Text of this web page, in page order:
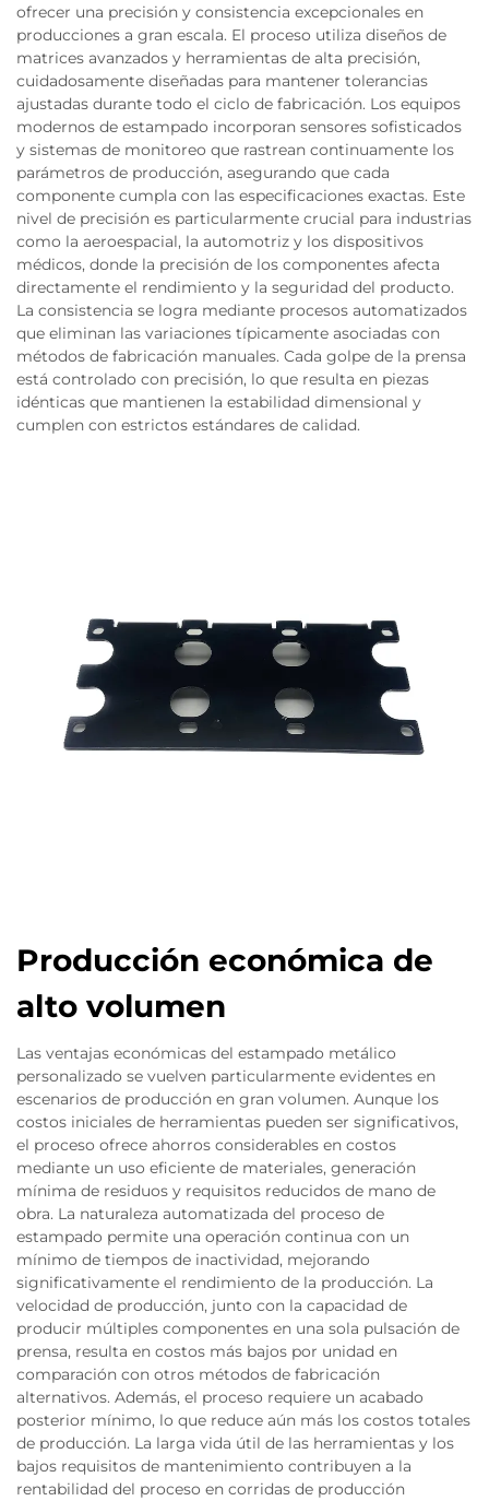
ofrecer una precisión y consistencia excepcionales en
producciones a gran escala. El proceso utiliza diseños de
matrices avanzados y herramientas de alta precisión,
cuidadosamente diseñadas para mantener tolerancias
ajustadas durante todo el ciclo de fabricación. Los equipos
modernos de estampado incorporan sensores sofisticados
y sistemas de monitoreo que rastrean continuamente los
parámetros de producción, asegurando que cada
componente cumpla con las especificaciones exactas. Este
nivel de precisión es particularmente crucial para industrias
como la aeroespacial, la automotriz y los dispositivos
médicos, donde la precisión de los componentes afecta
directamente el rendimiento y la seguridad del producto.
La consistencia se logra mediante procesos automatizados
que eliminan las variaciones típicamente asociadas con
métodos de fabricación manuales. Cada golpe de la prensa
está controlado con precisión, lo que resulta en piezas
idénticas que mantienen la estabilidad dimensional y
cumplen con estrictos estándares de calidad.
Producción económica de
alto volumen
Las ventajas económicas del estampado metálico
personalizado se vuelven particularmente evidentes en
escenarios de producción en gran volumen. Aunque los
costos iniciales de herramientas pueden ser significativos,
el proceso ofrece ahorros considerables en costos
mediante un uso eficiente de materiales, generación
mínima de residuos y requisitos reducidos de mano de
obra. La naturaleza automatizada del proceso de
estampado permite una operación continua con un
mínimo de tiempos de inactividad, mejorando
significativamente el rendimiento de la producción. La
velocidad de producción, junto con la capacidad de
producir múltiples componentes en una sola pulsación de
prensa, resulta en costos más bajos por unidad en
comparación con otros métodos de fabricación
alternativos. Además, el proceso requiere un acabado
posterior mínimo, lo que reduce aún más los costos totales
de producción. La larga vida útil de las herramientas y los
bajos requisitos de mantenimiento contribuyen a la
rentabilidad del proceso en corridas de producción